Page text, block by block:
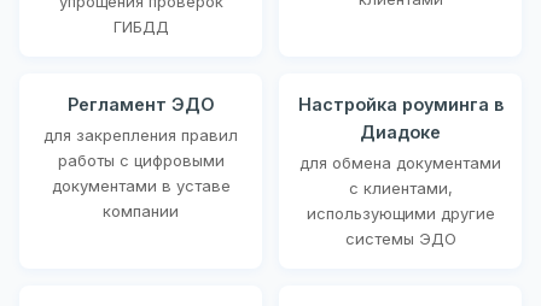
ГИБДД
Регламент ЭДО
для закрепления правил
работы с цифровыми
документами в уставе
компании
Настройка роуминга в
Диадоке
для обмена документами
с клиентами,
использующими другие
системы ЭДО